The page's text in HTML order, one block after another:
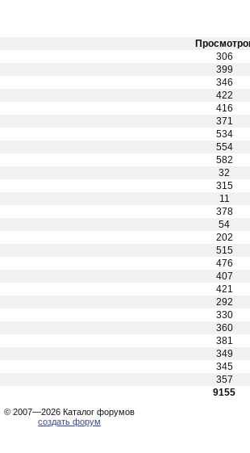
306
399
346
422
416
371
534
554
582
32
315
11
378
54
202
515
476
407
421
292
330
360
381
349
345
357
9155
© 2007—2026 Каталог форумов
создать форум